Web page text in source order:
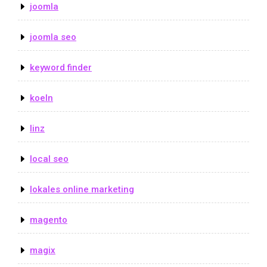
joomla
joomla seo
keyword finder
koeln
linz
local seo
lokales online marketing
magento
magix